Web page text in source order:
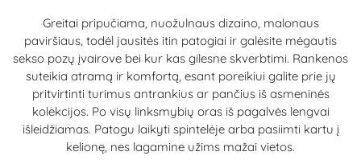
Greitai pripučiama, nuožulnaus dizaino, malonaus
paviršiaus, todėl jausitės itin patogiai ir galėsite mėgautis
sekso pozų įvairove bei kur kas gilesne skverbtimi. Rankenos
suteikia atramą ir komfortą, esant poreikiui galite prie jų
pritvirtinti turimus antrankius ar pančius iš asmeninės
kolekcijos. Po visų linksmybių oras iš pagalvės lengvai
išleidžiamas. Patogu laikyti spintelėje arba pasiimti kartu į
kelionę, nes lagamine užims mažai vietos.